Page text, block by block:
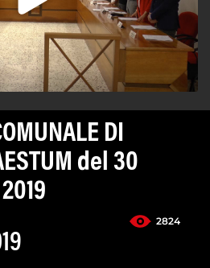
DI
del 30
2824